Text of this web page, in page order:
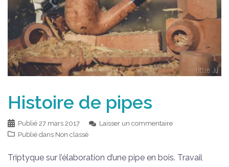
Histoire de pipes
Publié 27 mars 2017
Laisser un commentaire
Publié dans Non classé
Triptyque sur l’élaboration d’une pipe en bois. Travail